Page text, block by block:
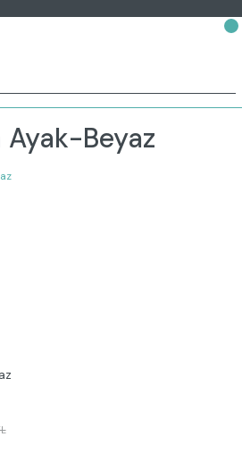
Ayak-Beyaz